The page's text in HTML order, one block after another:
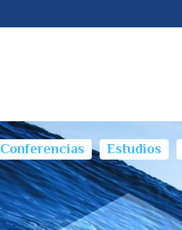
Conferencias Estudios